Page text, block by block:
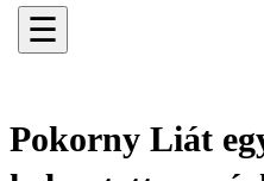
☰
Pokorny Liát